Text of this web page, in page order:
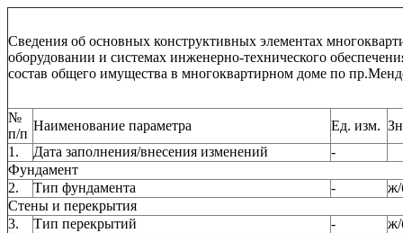
Сведения об основных конструктивных элементах
оборудовании и системах инженерно-технического
состав общего имущества в многоквартирном доме по
№
п/п
Наименование параметра Ед. изм.
1.
Дата заполнения/внесения изменений
-
Фундамент
2.
Тип фундамента -
ж/
Стены и перекрытия
3.
Тип перекрытий -
ж/